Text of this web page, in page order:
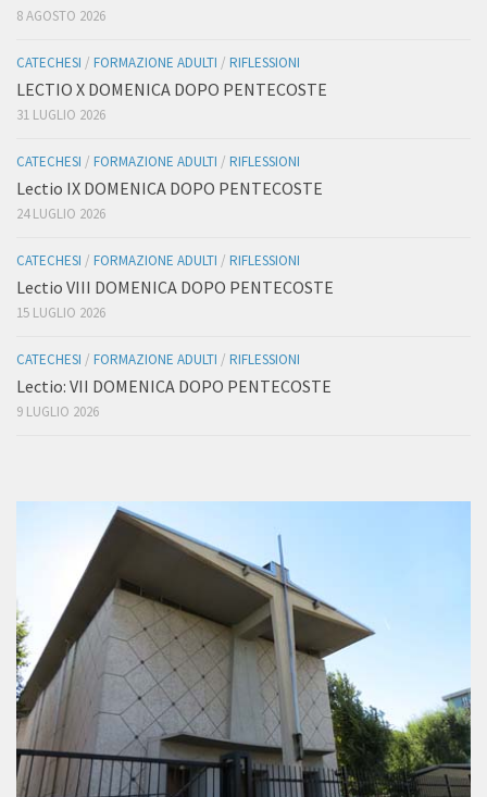
8 AGOSTO 2026
CATECHESI / FORMAZIONE ADULTI / RIFLESSIONI
LECTIO X DOMENICA DOPO PENTECOSTE
31 LUGLIO 2026
CATECHESI / FORMAZIONE ADULTI / RIFLESSIONI
Lectio IX DOMENICA DOPO PENTECOSTE
24 LUGLIO 2026
CATECHESI / FORMAZIONE ADULTI / RIFLESSIONI
Lectio VIII DOMENICA DOPO PENTECOSTE
15 LUGLIO 2026
CATECHESI / FORMAZIONE ADULTI / RIFLESSIONI
Lectio: VII DOMENICA DOPO PENTECOSTE
9 LUGLIO 2026